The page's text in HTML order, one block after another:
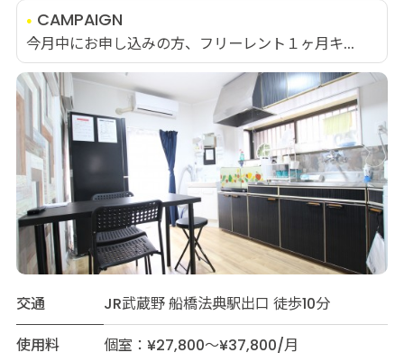
CAMPAIGN
今月中にお申し込みの方、フリーレント１ヶ月キ...
交通
JR武蔵野 船橋法典駅出口 徒歩10分
使用料
個室：¥27,800～¥37,800/月